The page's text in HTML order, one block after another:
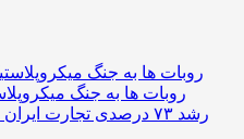
روبات ها به جنگ